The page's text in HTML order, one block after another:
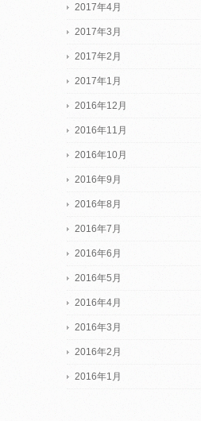
2017年4月
2017年3月
2017年2月
2017年1月
2016年12月
2016年11月
2016年10月
2016年9月
2016年8月
2016年7月
2016年6月
2016年5月
2016年4月
2016年3月
2016年2月
2016年1月